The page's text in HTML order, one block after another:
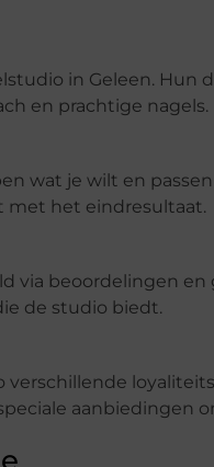
in Geleen. Hun
en prachtige nagels.
wat je wilt en
met het eindresultaat.
via beoordelingen en
de studio biedt.
aanbiedingen